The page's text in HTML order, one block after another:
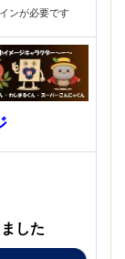
ンが必要です
した